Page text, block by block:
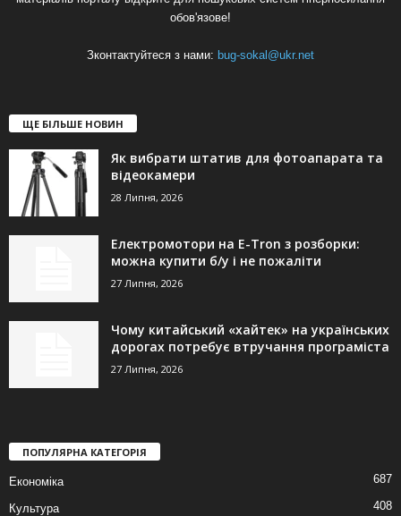
обов'язове!
Зконтактуйтеся з нами: bug-sokal@ukr.net
ЩЕ БІЛЬШЕ НОВИН
Як вибрати штатив для фотоапарата та
відеокамери
28 Липня, 2026
Електромотори на E-Tron з розборки:
можна купити б/у і не пожаліти
27 Липня, 2026
Чому китайський «хайтек» на українських
дорогах потребує втручання програміста
27 Липня, 2026
ПОПУЛЯРНА КАТЕГОРІЯ
Економіка 687
Культура 408